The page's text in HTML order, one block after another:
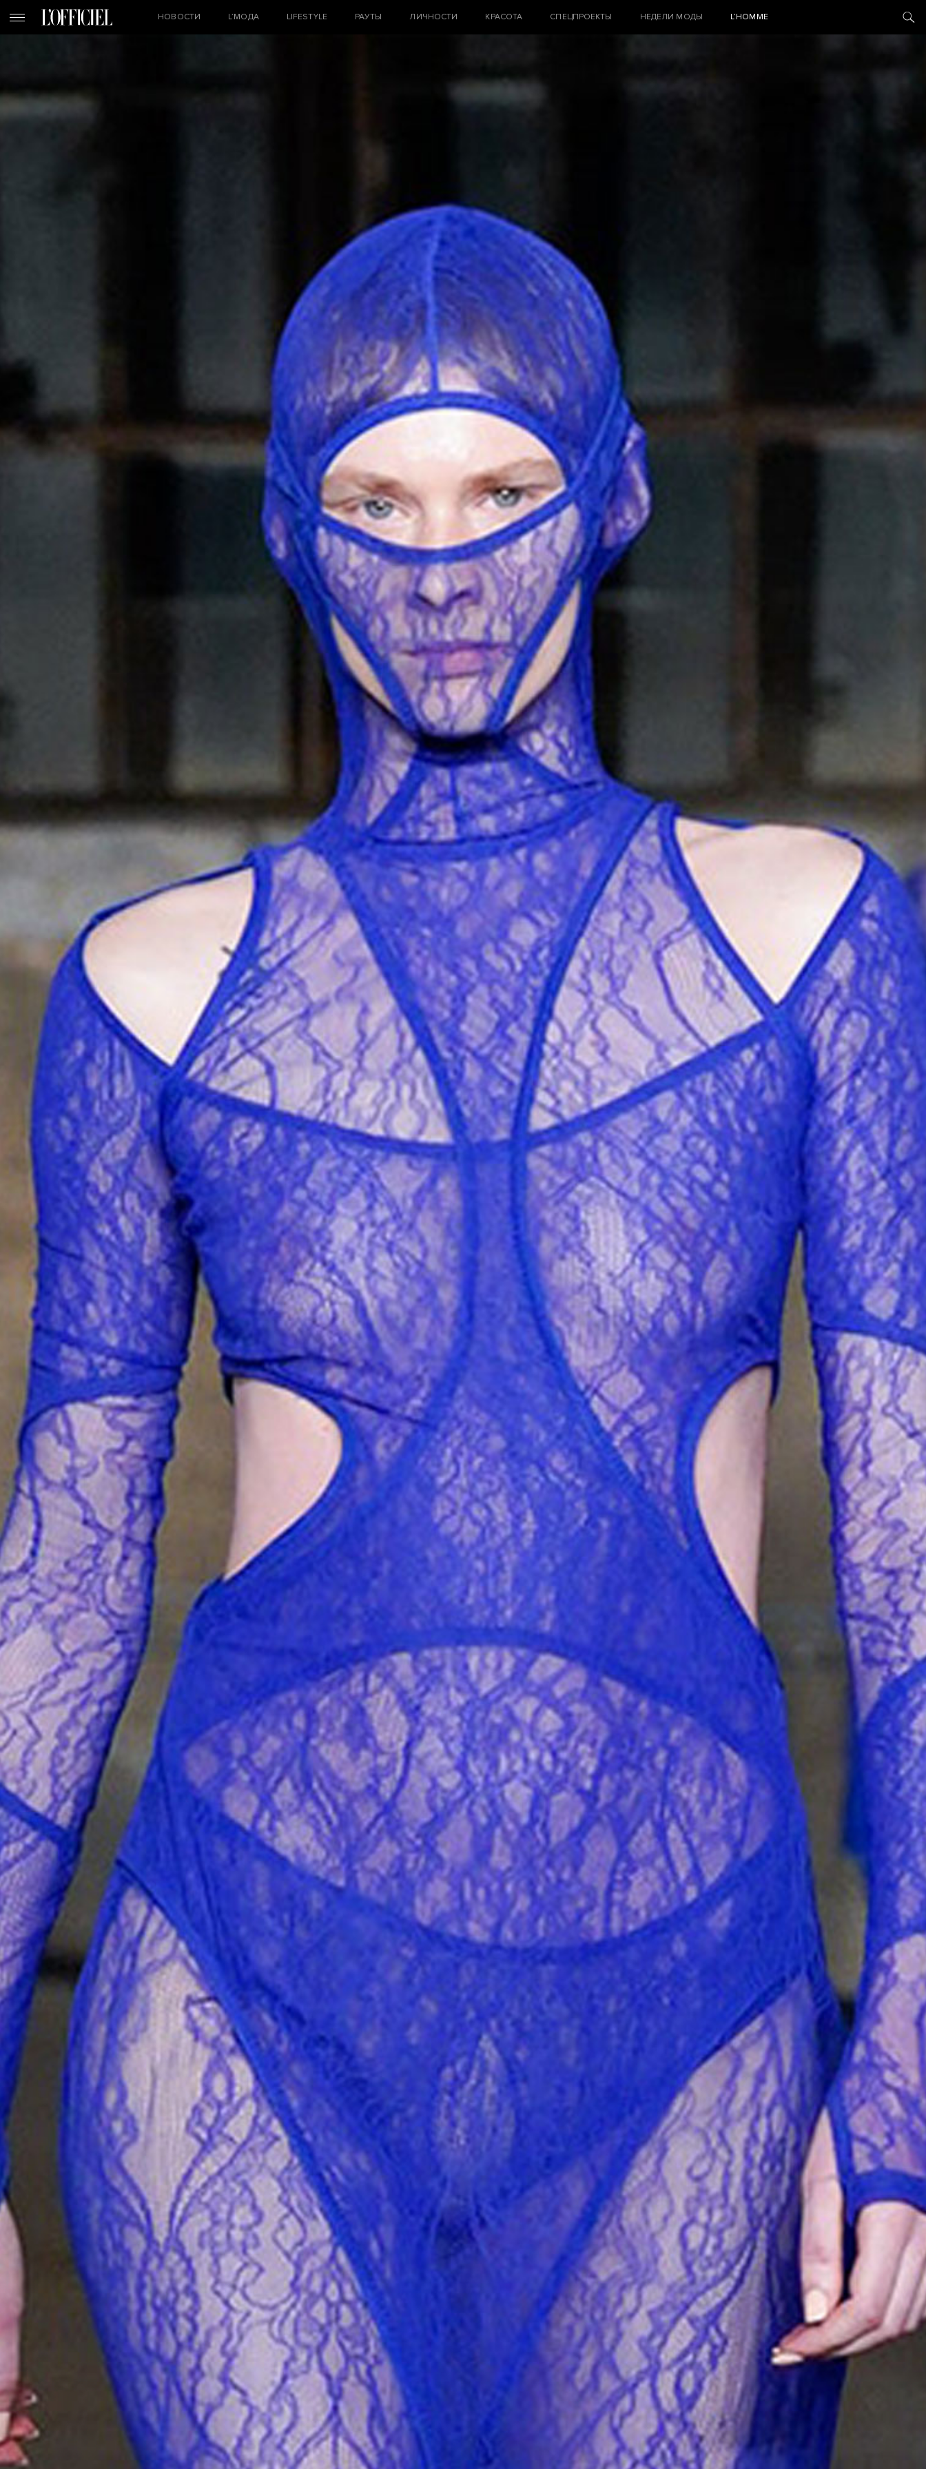
НОВОСТИ L’МОДА LIFESTYLE РАУТЫ ЛИЧНОСТИ КРАСОТА СПЕЦПРОЕКТЫ НЕДЕЛИ МОДЫ L’HOMME